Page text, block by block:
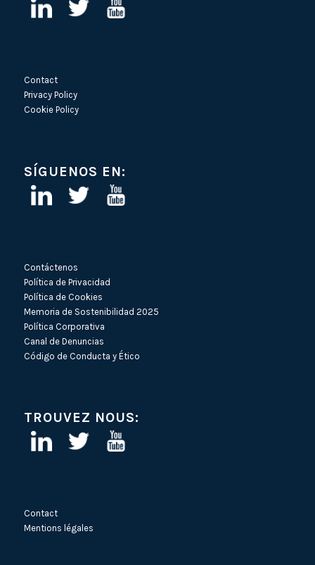
Contact
Privacy Policy
Cookie Policy
SÍGUENOS EN:
Contáctenos
Política de Privacidad
Política de Cookies
Memoria de Sostenibilidad 2025
Política Corporativa
Canal de Denuncias
Código de Conducta y Ético
TROUVEZ NOUS:
Contact
Mentions légales